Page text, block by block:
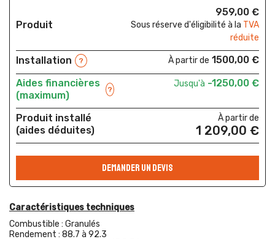
Produit
959,00 €
Sous réserve d'éligibilité à la TVA
réduite
Installation ? À partir de 1500,00 €
Aides financières
(maximum)
?
Jusqu'à -1250,00 €
Produit installé
(aides déduites)
À partir de
1 209,00 €
DEMANDER UN DEVIS
Caractéristiques techniques
Combustible : Granulés
Rendement : 88.7 à 92.3